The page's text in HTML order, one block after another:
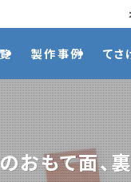
製作事例 てさ
おもて面、